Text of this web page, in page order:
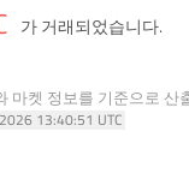
가 거래되었습니다.
마켓 정보를 기준으로 산
13:40:51 UTC